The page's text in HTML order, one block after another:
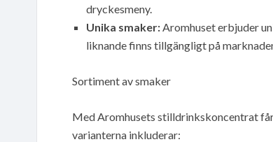
dryckesmeny.
Unika smaker:Aromhuset erbjuder
liknande finns tillgängligt på
Sortiment av smaker
Med Aromhusets stilldrinkskoncentrat
varianterna inkluderar: